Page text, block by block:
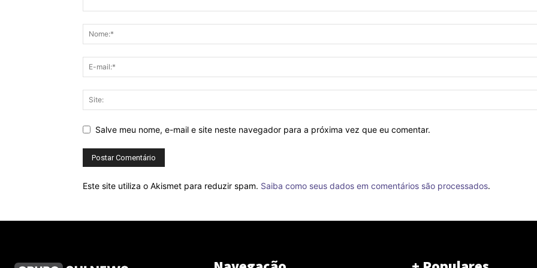
Salve meu nome, e-mail e site neste navegador para a próxima vez que eu comentar.
Este site utiliza o Akismet para reduzir spam. Saiba como seus dados em comentários são processados.